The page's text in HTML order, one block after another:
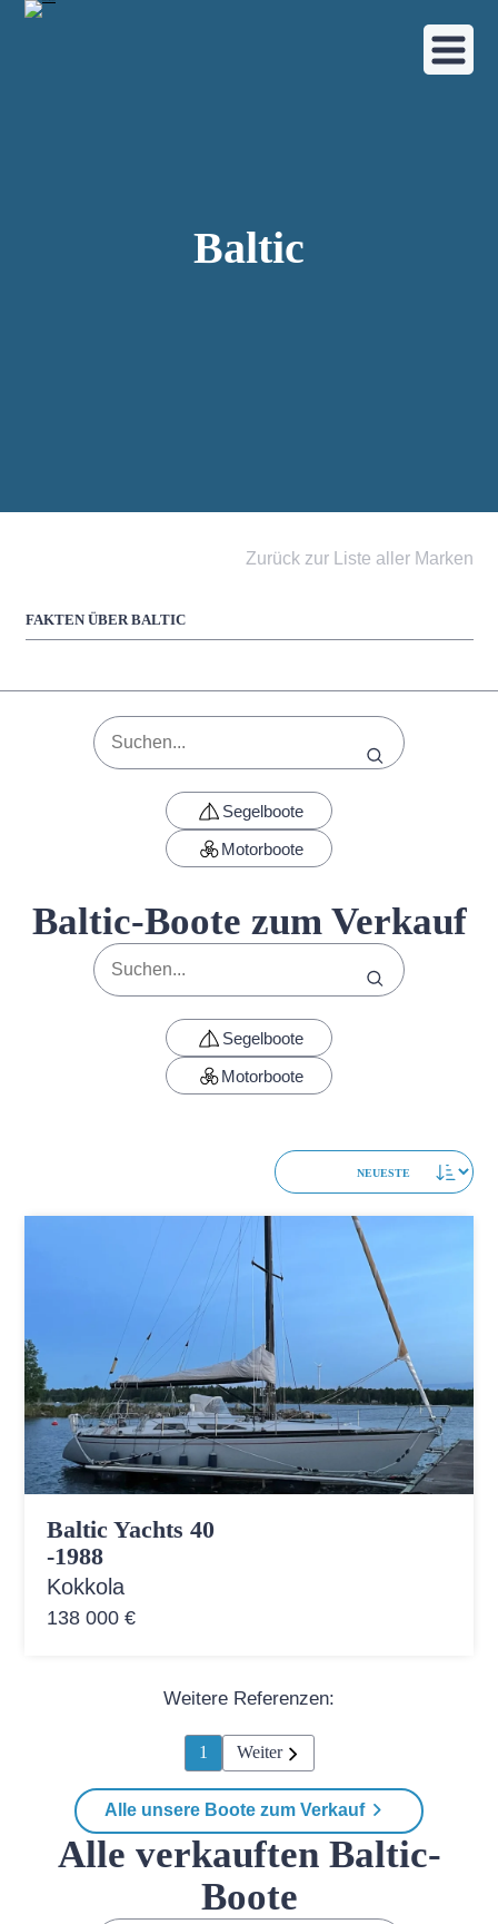
Baltic
Zurück zur Liste aller Marken
FAKTEN ÜBER BALTIC
Segelboote
Motorboote
Baltic-Boote zum Verkauf
Segelboote
Motorboote
Baltic Yachts 40
-1988
Kokkola
138 000 €
Weitere Referenzen:
1 Weiter
Alle unsere Boote zum Verkauf
Alle verkauften Baltic-
Boote